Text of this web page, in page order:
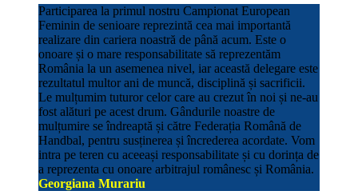
Participarea la primul nostru Campionat European
Feminin de senioare reprezintă cea mai importantă
realizare din cariera noastră de până acum. Este o
onoare și o mare responsabilitate să reprezentăm
România la un asemenea nivel, iar această delegare este
rezultatul multor ani de muncă, disciplină și sacrificii.
Le mulțumim tuturor celor care au crezut în noi și ne-au
fost alături pe acest drum. Gândurile noastre de
mulțumire se îndreaptă și către Federația Română de
Handbal, pentru susținerea și încrederea acordate. Vom
intra pe teren cu aceeași responsabilitate și cu dorința de
a reprezenta cu onoare arbitrajul românesc și România.
Georgiana Murariu